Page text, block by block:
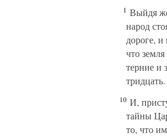
1 Выйдя
народ
дороге,
что
терние и
тридцать.
10 И,
тайны
то, что